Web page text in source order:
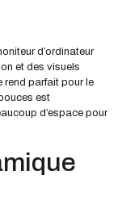
d’ordinateur
et des visuels
rend parfait pour le
est
d’espace pour